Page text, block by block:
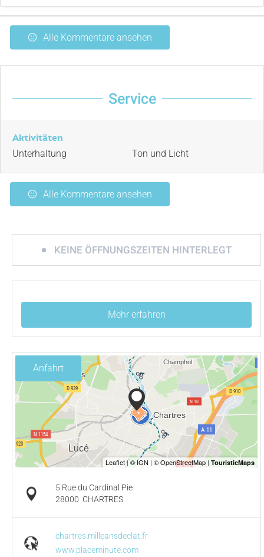
Alle Kommentare ansehen
Service
Aktivitäten
Unterhaltung Ton und Licht
Alle Kommentare ansehen
KEINE ÖFFNUNGSZEITEN HINTERLEGT
Mehr erfahren
Anfahrt
5 Rue du Cardinal Pie
28000 CHARTRES
chartres.milleansdeclat.fr
www.placeminute.com